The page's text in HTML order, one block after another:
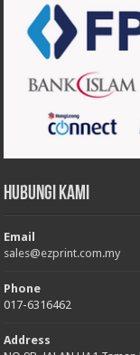
Hubungi Kami
Email
sales@ezprint.com.my
Phone
017-6316462
Address